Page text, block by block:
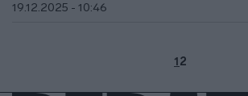
19.12.2025 - 10:46
12